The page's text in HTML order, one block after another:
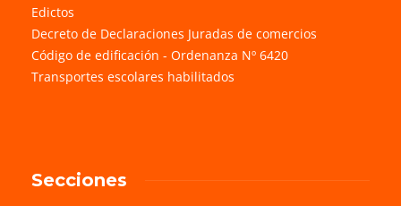
Edictos
Decreto de Declaraciones Juradas de comercios
Código de edificación - Ordenanza Nº 6420
Transportes escolares habilitados
Secciones